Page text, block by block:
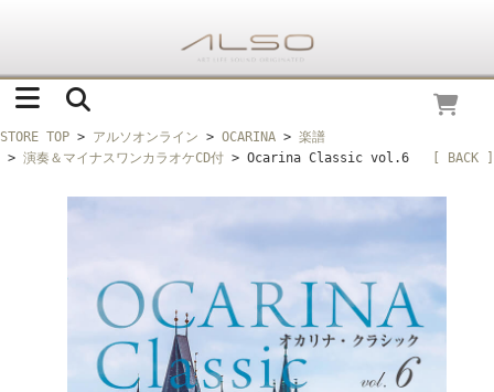
STORE TOP > アルソオンライン > OCARINA > 楽譜
> 演奏＆マイナスワンカラオケCD付 > Ocarina Classic vol.6 [ BACK ]